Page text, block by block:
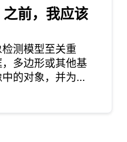
的技术，根据输
入文本创建视觉
描述性提示，这
可以是简单的短
语或详细的句
前，我应该
测模型至关重
多边形或其他基
的对象，并为每
数据作为监督学